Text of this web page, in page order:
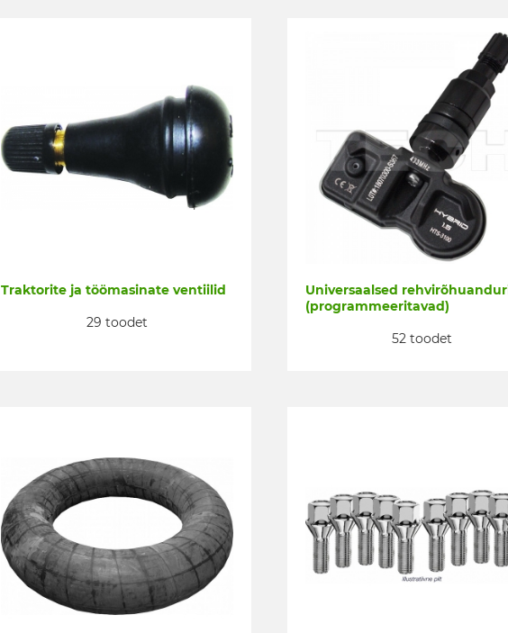
Traktorite ja töömasinate ventiilid
29 toodet
Universaalsed
(programmeeritavad)
52 toodet